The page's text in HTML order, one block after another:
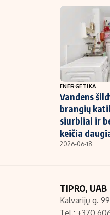
ENERGETIKA
Vandens
brangių
siurbliai ir
keičia
2026-06-18
TIPRO, UAB
Kalvarijų g.